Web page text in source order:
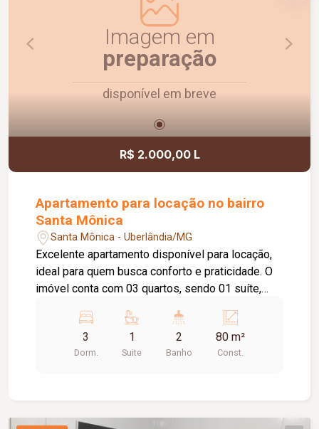
Imagem em
preparação
disponível em breve
R$ 2.000,00 L
Apartamento para locação no bairro
Santa Mônica
Santa Mônica - Uberlândia/MG
Excelente apartamento disponível para locação,
ideal para quem busca conforto e praticidade. O
imóvel conta com 03 quartos, sendo 01 suíte,
área de serviço e 01 vaga de estacionamento.
Ambientes bem distribuídos, proporcionando
funcionalidade e comodidade para toda a família.
3
Dorm.
1
Suite
2
Banho
80 m²
Const.